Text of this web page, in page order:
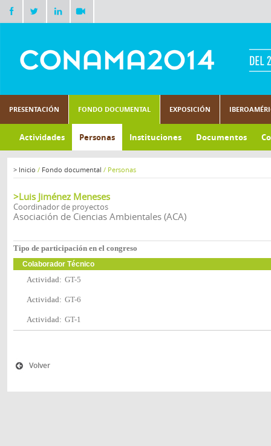
PRESENTACIÓN FONDO DOCUMENTAL EXPOSICIÓN
Actividades Personas Instituciones Documentos
> Inicio / Fondo documental / Personas
>Luis Jiménez Meneses
Coordinador de proyectos
Asociación de Ciencias Ambientales (ACA)
Tipo de participación en el congreso
Colaborador Técnico
Actividad: GT-5
Actividad: GT-6
Actividad: GT-1
Volver